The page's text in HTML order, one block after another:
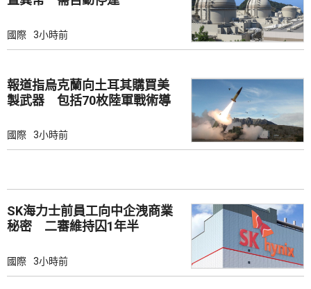
國際 3小時前
報道指烏克蘭向土耳其購買美
製武器 包括70枚陸軍戰術導
國際 3小時前
SK海力士前員工向中企洩商業
秘密 二審維持囚1年半
國際 3小時前